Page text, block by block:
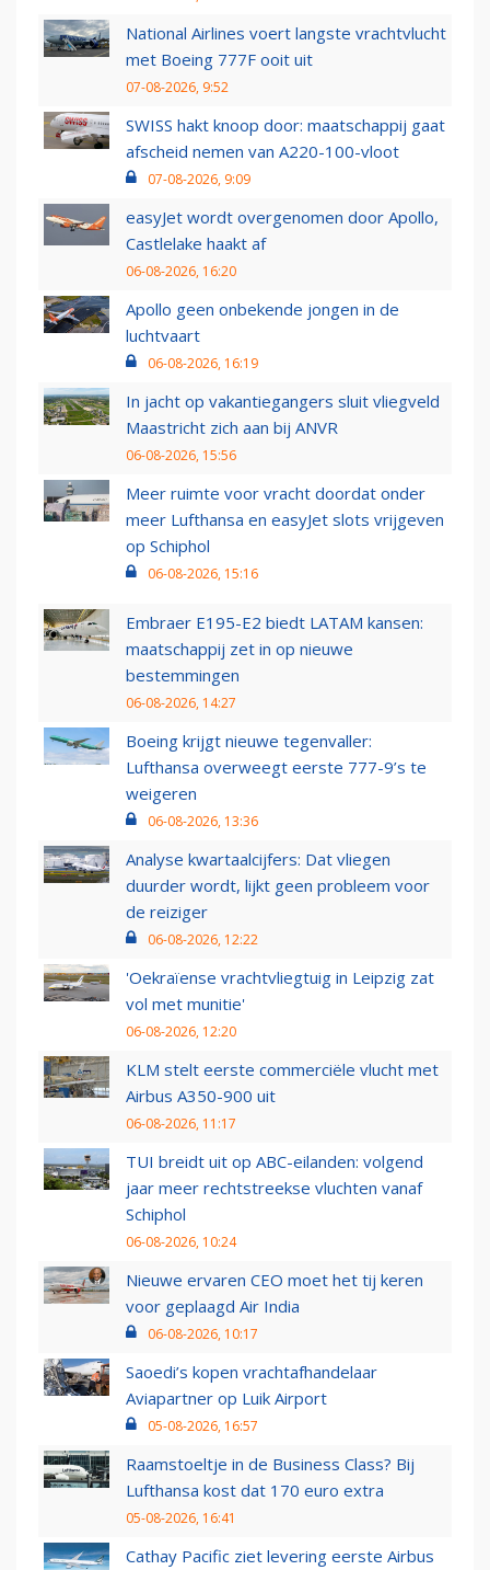
National Airlines voert langste vrachtvlucht
met Boeing 777F ooit uit
07-08-2026, 9:52
SWISS hakt knoop door: maatschappij gaat
afscheid nemen van A220-100-vloot
07-08-2026, 9:09
easyJet wordt overgenomen door Apollo,
Castlelake haakt af
06-08-2026, 16:20
Apollo geen onbekende jongen in de
luchtvaart
06-08-2026, 16:19
In jacht op vakantiegangers sluit vliegveld
Maastricht zich aan bij ANVR
06-08-2026, 15:56
Meer ruimte voor vracht doordat onder
meer Lufthansa en easyJet slots vrijgeven
op Schiphol
06-08-2026, 15:16
Embraer E195-E2 biedt LATAM kansen:
maatschappij zet in op nieuwe
bestemmingen
06-08-2026, 14:27
Boeing krijgt nieuwe tegenvaller:
Lufthansa overweegt eerste 777-9’s te
weigeren
06-08-2026, 13:36
Analyse kwartaalcijfers: Dat vliegen
duurder wordt, lijkt geen probleem voor
de reiziger
06-08-2026, 12:22
'Oekraïense vrachtvliegtuig in Leipzig zat
vol met munitie'
06-08-2026, 12:20
KLM stelt eerste commerciële vlucht met
Airbus A350-900 uit
06-08-2026, 11:17
TUI breidt uit op ABC-eilanden: volgend
jaar meer rechtstreekse vluchten vanaf
Schiphol
06-08-2026, 10:24
Nieuwe ervaren CEO moet het tij keren
voor geplaagd Air India
06-08-2026, 10:17
Saoedi’s kopen vrachtafhandelaar
Aviapartner op Luik Airport
05-08-2026, 16:57
Raamstoeltje in de Business Class? Bij
Lufthansa kost dat 170 euro extra
05-08-2026, 16:41
Cathay Pacific ziet levering eerste Airbus